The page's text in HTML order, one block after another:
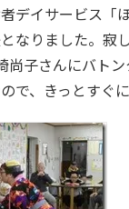
デイサービス「
なりました。寂
尚子さんにバト
で、きっとすぐ